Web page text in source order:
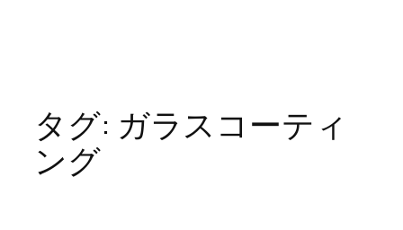
タグ: ガラスコーティ
ング